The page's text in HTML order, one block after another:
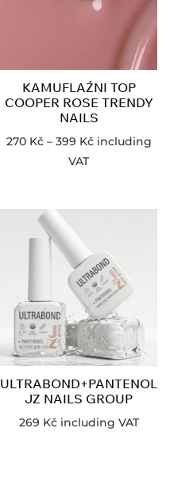
KAMUFLAŹNI TOP
COOPER ROSE TRENDY
NAILS
270 Kč – 399 Kč including
VAT
ULTRABOND+PANTENOL
JZ NAILS GROUP
269 Kč including VAT